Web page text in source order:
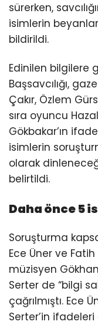
sürerken,
isimlerin
bildirildi.
Edinilen bilgilere
Başsavcılığı,
Çakır, Özlem
sıra oyuncu
Gökbakar’ın
isimlerin
olarak
belirtildi.
Daha önce 5
Soruşturma
Ece Üner ve
müzisyen
Serter de “bilgi
çağrılmıştı. Ece
Serter’in ifadeleri